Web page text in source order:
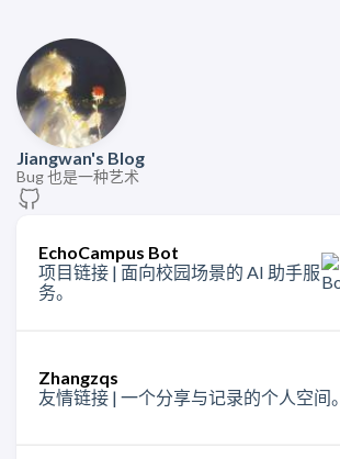
Jiangwan's Blog
Bug 也是一种艺术
EchoCampus Bot
项目链接 | 面向校园场景的 AI 助手服
务。
Zhangzqs
友情链接 | 一个分享与记录的个人空间。